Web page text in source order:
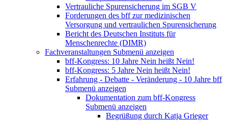
Vertrauliche Spurensicherung im SGB V
Forderungen des bff zur medizinischen
Versorgung und vertraulichen Spurensicherung
Bericht des Deutschen Instituts für
Menschenrechte (DIMR)
Fachveranstaltungen Submenü anzeigen
bff-Kongress: 10 Jahre Nein heißt Nein!
bff-Kongress: 5 Jahre Nein heißt Nein!
Erfahrung - Debatte - Veränderung - 10 Jahre bff
Submenü anzeigen
Dokumentation zum bff-Kongress
Submenü anzeigen
Begrüßung durch Katja Grieger